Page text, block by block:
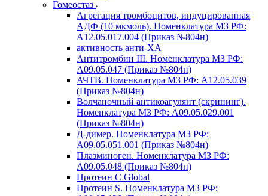
Гомеостаз
Агрегация тромбоцитов, индуцированная
АДФ (10 мкмоль). Номенклатура МЗ РФ:
A12.05.017.004 (Приказ №804н)
активность анти-ХА
Антитромбин III. Номенклатура МЗ РФ:
A09.05.047 (Приказ №804н)
АЧТВ. Номенклатура МЗ РФ: A12.05.039
(Приказ №804н)
Волчаночный антикоагулянт (скрининг).
Номенклатура МЗ РФ: A09.05.029.001
(Приказ №804н)
Д-димер. Номенклатура МЗ РФ:
A09.05.051.001 (Приказ №804н)
Плазминоген. Номенклатура МЗ РФ:
A09.05.048 (Приказ №804н)
Протеин C Global
Протеин S. Номенклатура МЗ РФ: